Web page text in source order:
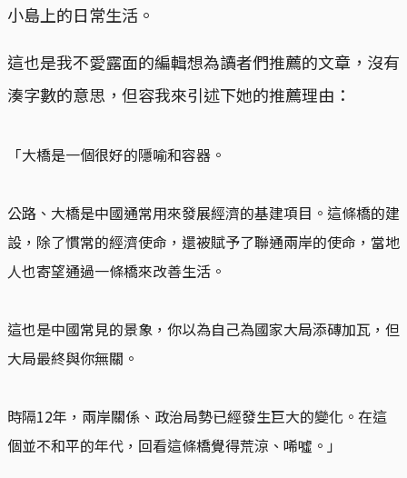
小島上的日常生活。
這也是我不愛露面的編輯想為讀者們推薦的文章，沒有
湊字數的意思，但容我來引述下她的推薦理由：
「大橋是一個很好的隱喻和容器。
公路、大橋是中國通常用來發展經濟的基建項目。這條橋的建
設，除了慣常的經濟使命，還被賦予了聯通兩岸的使命，當地
人也寄望通過一條橋來改善生活。
這也是中國常見的景象，你以為自己為國家大局添磚加瓦，但
大局最終與你無關。
時隔12年，兩岸關係、政治局勢已經發生巨大的變化。在這
個並不和平的年代，回看這條橋覺得荒涼、唏噓。」